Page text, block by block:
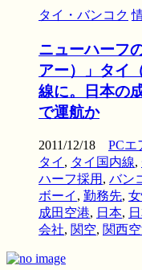
タイ・バンコク
ニューハーフ
アー）」タイ
線に。日本の
で運航か
2011/12/18 PCエ
タイ , タイ国内線,
ハーフ採用 , バン
ボーイ , 勤務先,
成田空港, 日本,
会社, 関空, 関西